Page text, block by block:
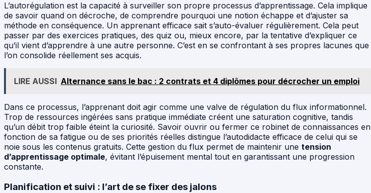
L’autorégulation est la capacité à surveiller son propre processus d’apprentissage. Cela implique
de savoir quand on décroche, de comprendre pourquoi une notion échappe et d’ajuster sa
méthode en conséquence. Un apprenant efficace sait s’auto-évaluer régulièrement. Cela peut
passer par des exercices pratiques, des quiz ou, mieux encore, par la tentative d’expliquer ce
qu’il vient d’apprendre à une autre personne. C’est en se confrontant à ses propres lacunes que
l’on consolide réellement ses acquis.
LIRE AUSSI Alternance sans le bac : 2 contrats et 4 diplômes pour décrocher un emploi
Dans ce processus, l’apprenant doit agir comme une valve de régulation du flux informationnel.
Trop de ressources ingérées sans pratique immédiate créent une saturation cognitive, tandis
qu’un débit trop faible éteint la curiosité. Savoir ouvrir ou fermer ce robinet de connaissances en
fonction de sa fatigue ou de ses priorités réelles distingue l’autodidacte efficace de celui qui se
noie sous les contenus gratuits. Cette gestion du flux permet de maintenir une tension
d’apprentissage optimale, évitant l’épuisement mental tout en garantissant une progression
constante.
Planification et suivi : l’art de se fixer des jalons